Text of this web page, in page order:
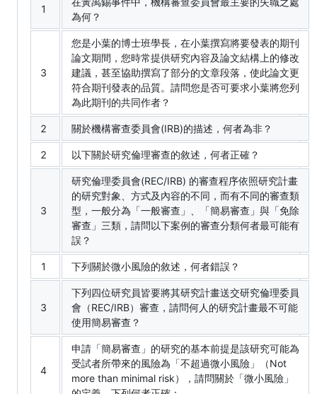
1
為何？
3
您是小葉的博士班學長，在小葉撰寫將要發表的期刊
論文期間，您時常提供研究內容及論文結構上的修改
建議，甚至協助撰寫了部分的文章段落，使此論文更
符合期刊發表的品質。請問您是否可要求小葉將您列
為此期刊的共同作者？
2 關於機構審查委員會(IRB)的描述，何者為非？
2 以下關於研究倫理審查的敘述，何者正確？
3
研究倫理委員會(REC/IRB) 的審查程序依照研究計畫
的研究對象、方式及內容的不同，而有不同的審查類
型，一般分為「一般審查」、「簡易審查」與「免除
審查」三類，請問以下案例的審查分類何者最可能有
誤？
1 下列關於微小風險的敘述，何者錯誤？
3
下列四位研究員皆要將其研究計畫送交研究倫理委員
會（REC/IRB）審查，請問何人的研究計畫最不可能
使用簡易審查？
4
申請「簡易審查」的研究的基本前提是該研究可能為
受試者所帶來的風險為「不超過微小風險」（Not
more than minimal risk），請問關於「微小風險」